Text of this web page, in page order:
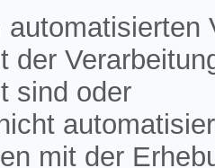
der
sind oder
mit der